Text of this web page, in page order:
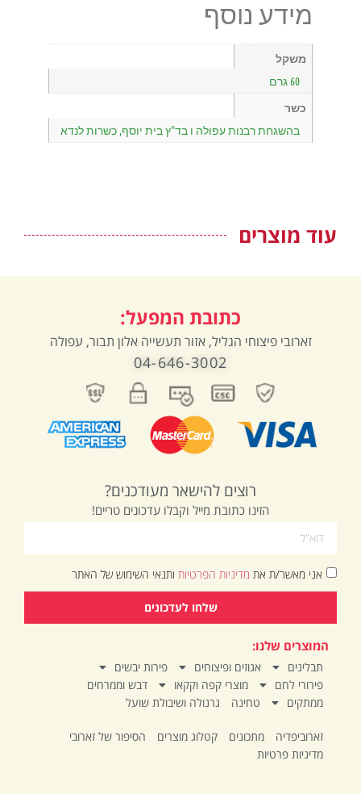
מידע נוסף
משקל
60 גרם
כשר
בהשגחת רבנות עפולה ו בד"ץ בית יוסף, כשרות לנדא
עוד מוצרים
כתובת המפעל:
זארובי פיצוחי הגליל, אזור תעשייה אלון תבור, עפולה
04-646-3002
רוצים להישאר מעודכנים?
הזינו כתובת מייל וקבלו עדכונים טריים!
אני מאשר/ת את מדיניות הפרטיות ותנאי השימוש של האתר
שלחו לעדכונים
המוצרים שלנו:
תבלינים אגוזים ופיצוחים
פירות יבשים
פירורי לחם
מוצרי קפה וקקאו
דבש וממרחים
ממתקים
טחינה גרנולה ושיבולת שועל
זארוביפדיה מתכונים קטלוג מוצרים
הסיפור של זארובי
מדיניות פרטיות